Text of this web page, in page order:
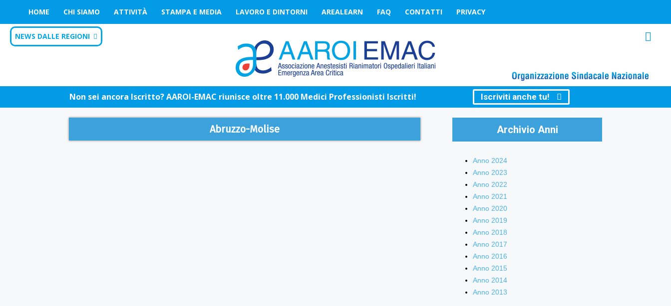
HOME CHI SIAMO ATTIVITÀ STAMPA E MEDIA LAVORO E DINTORNI AREALEARN FAQ CONTATTI PRIVACY
NEWS DALLE REGIONI
Non sei ancora Iscritto? AAROI-EMAC riunisce oltre 11.000 Medici Professionisti Iscritti! Iscriviti anche tu!
Abruzzo-Molise Archivio Anni
Anno 2024
Anno 2023
Anno 2022
Anno 2021
Anno 2020
Anno 2019
Anno 2018
Anno 2017
Anno 2016
Anno 2015
Anno 2014
Anno 2013